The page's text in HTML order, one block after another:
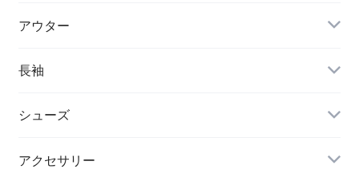
アウター
長袖
シューズ
アクセサリー